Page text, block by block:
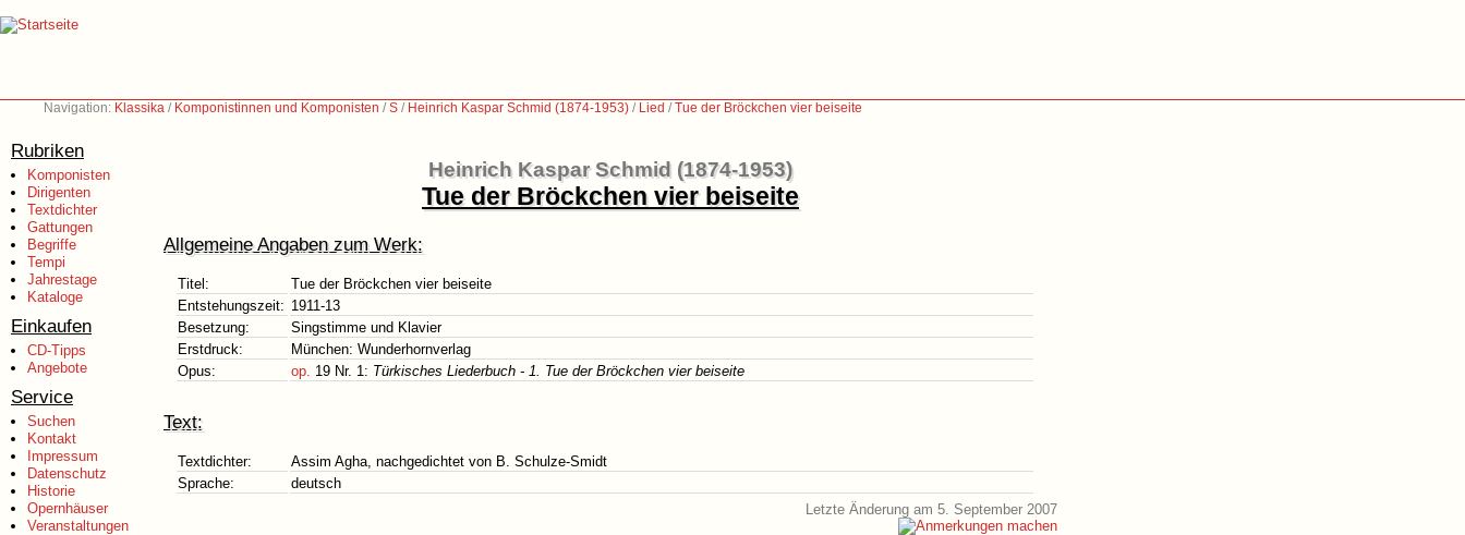
Navigation: Klassika / Komponistinnen und Komponisten /S / Heinrich Kaspar Schmid (1874-1953) / Lied /Tue der Bröckchen vier beiseite
Rubriken
Komponisten
Dirigenten
Textdichter
Gattungen
Begriffe
Tempi
Jahrestage
Kataloge
Einkaufen
CD-Tipps
Angebote
Service
Suchen
Kontakt
Impressum
Datenschutz
Historie
Opernhäuser
Veranstaltungen
Heinrich Kaspar Schmid (1874-1953)
Tue der Bröckchen vier beiseite
Allgemeine Angaben zum Werk:
Titel:
Tue der Bröckchen vier beiseite
Entstehungszeit: 1911-13
Besetzung:
Singstimme und Klavier
Erstdruck:
München: Wunderhornverlag
Opus:
op. 19 Nr. 1: Türkisches Liederbuch - 1. Tue der Bröckchen vier beiseite
Text:
Textdichter:
Assim Agha, nachgedichtet von B. Schulze-Smidt
Sprache:
deutsch
Letzte Änderung am 5. September 2007